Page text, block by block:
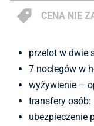
CENA NIE
przelot w dwie
7 noclegów w
wyżywienie –
transfery
ubezpieczenie